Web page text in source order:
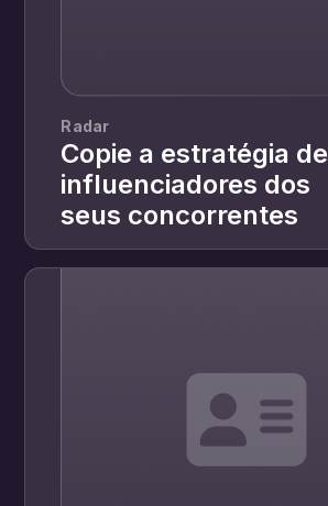
Radar
Copie a estratégia de
influenciadores dos
seus concorrentes